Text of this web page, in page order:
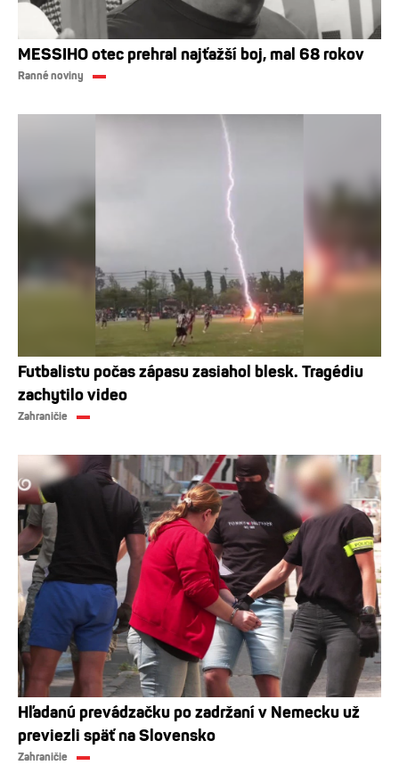
MESSIHO otec prehral najťažší boj, mal 68 rokov
Ranné noviny
Futbalistu počas zápasu zasiahol blesk. Tragédiu
zachytilo video
Zahraničie
Hľadanú prevádzačku po zadržaní v Nemecku už
previezli späť na Slovensko
Zahraničie